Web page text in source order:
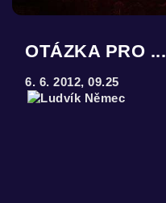
OTÁZKA PRO ...
6. 6. 2012, 09.25